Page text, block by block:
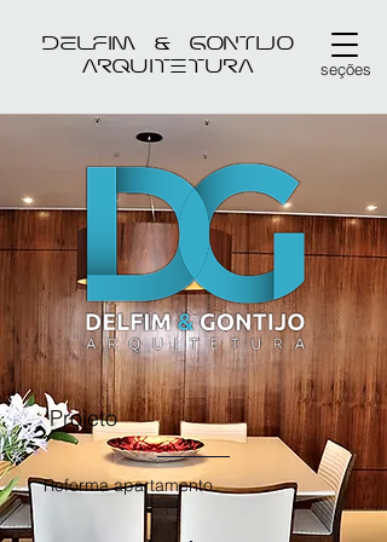
DELFIM & GONTIJO
arquitetura
seções
Projeto
Reforma apartamento